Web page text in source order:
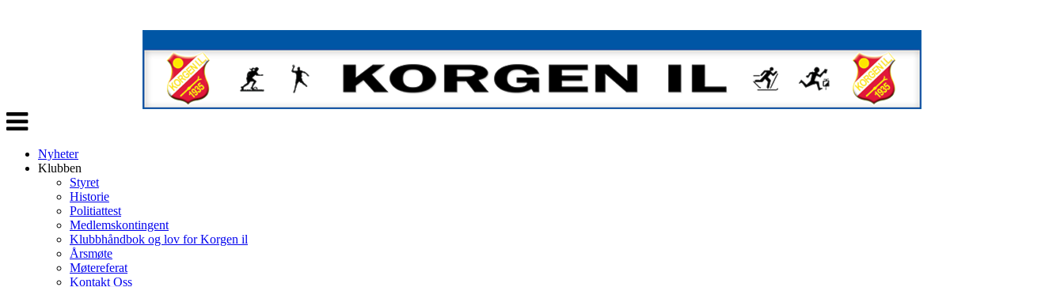
Veksle
navigasjon
Nyheter
Klubben
Styret
Historie
Politiattest
Medlemskontingent
Klubbhåndbok og lov for Korgen il
Årsmøte
Møtereferat
Kontakt Oss